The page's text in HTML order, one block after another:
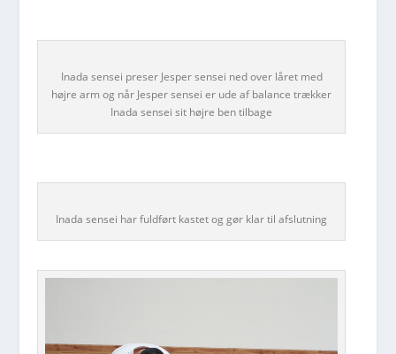
Inada sensei preser Jesper sensei ned over låret med
højre arm og når Jesper sensei er ude af balance trækker
Inada sensei sit højre ben tilbage
Inada sensei har fuldført kastet og gør klar til afslutning